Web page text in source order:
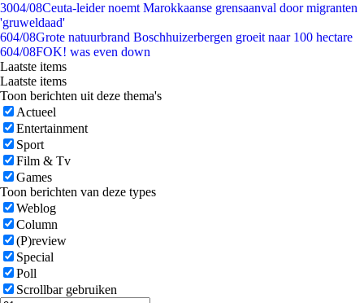
3004/08Ceuta-leider noemt Marokkaanse grensaanval door migranten
'gruweldaad'
604/08Grote natuurbrand Boschhuizerbergen groeit naar 100 hectare
604/08FOK! was even down
Laatste items
Laatste items
Toon berichten uit deze thema's
Actueel
Entertainment
Sport
Film & Tv
Games
Toon berichten van deze types
Weblog
Column
(P)review
Special
Poll
Scrollbar gebruiken